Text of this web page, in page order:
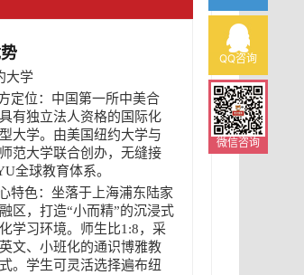
大学
定位：中国第一所中美合
有独立法人资格的国际化
大学。由美国纽约大学与
范大学联合创办，无缝接
全球教育体系。
特色：坐落于上海浦东陆家
区，打造“小而精”的沉浸式
学习环境。师生比1:8，采
文、小班化的通识博雅教
。学生可灵活选择遍布纽
QQ咨询
微信咨询